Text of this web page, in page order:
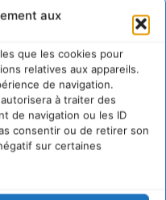
aux
que les cookies pour
relatives aux appareils.
de navigation.
à traiter des
de navigation ou les ID
consentir ou de retirer son
sur certaines